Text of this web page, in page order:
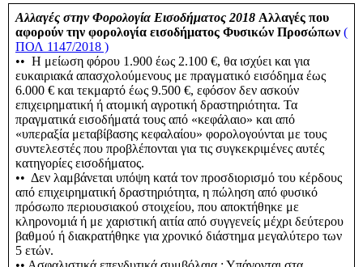
Αλλαγές στην Φορολογία Εισοδήματος 2018 Αλλαγές που
αφορούν την φορολογία εισοδήματος Φυσικών Προσώπων (
ΠΟΛ 1147/2018 )
•• Η μείωση φόρου 1.900 έως 2.100 €, θα ισχύει και για
ευκαιριακά απασχολούμενους με πραγματικό εισόδημα έως
6.000 € και τεκμαρτό έως 9.500 €, εφόσον δεν ασκούν
επιχειρηματική ή ατομική αγροτική δραστηριότητα. Τα
πραγματικά εισοδήματά τους από «κεφάλαιο» και από
«υπεραξία μεταβίβασης κεφαλαίου» φορολογούνται με τους
συντελεστές που προβλέπονται για τις συγκεκριμένες αυτές
κατηγορίες εισοδήματος.
•• Δεν λαμβάνεται υπόψη κατά τον προσδιορισμό του κέρδους
από επιχειρηματική δραστηριότητα, η πώληση από φυσικό
πρόσωπο περιουσιακού στοιχείου, που αποκτήθηκε με
κληρονομιά ή με χαριστική αιτία από συγγενείς μέχρι δεύτερου
βαθμού ή διακρατήθηκε για χρονικό διάστημα μεγαλύτερο των
5 ετών.